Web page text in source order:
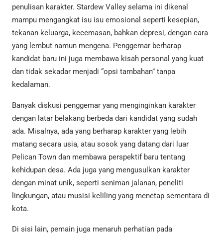
penulisan karakter. Stardew Valley selama ini dikenal
mampu mengangkat isu isu emosional seperti kesepian,
tekanan keluarga, kecemasan, bahkan depresi, dengan cara
yang lembut namun mengena. Penggemar berharap
kandidat baru ini juga membawa kisah personal yang kuat
dan tidak sekadar menjadi “opsi tambahan” tanpa
kedalaman.
Banyak diskusi penggemar yang menginginkan karakter
dengan latar belakang berbeda dari kandidat yang sudah
ada. Misalnya, ada yang berharap karakter yang lebih
matang secara usia, atau sosok yang datang dari luar
Pelican Town dan membawa perspektif baru tentang
kehidupan desa. Ada juga yang mengusulkan karakter
dengan minat unik, seperti seniman jalanan, peneliti
lingkungan, atau musisi keliling yang menetap sementara di
kota.
Di sisi lain, pemain juga menaruh perhatian pada